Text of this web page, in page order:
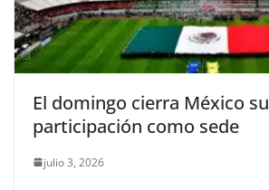
El domingo cierra México su
participación como sede
julio 3, 2026